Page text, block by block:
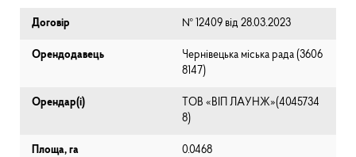
Договір № 12409 від 28.03.2023
Орендодавець
Чернівецька міська рада (⁨3606
8147⁩)
Орендар(і)
ТОВ «ВІП ЛАУНЖ»(4045734
8)
Площа, га 0.0468